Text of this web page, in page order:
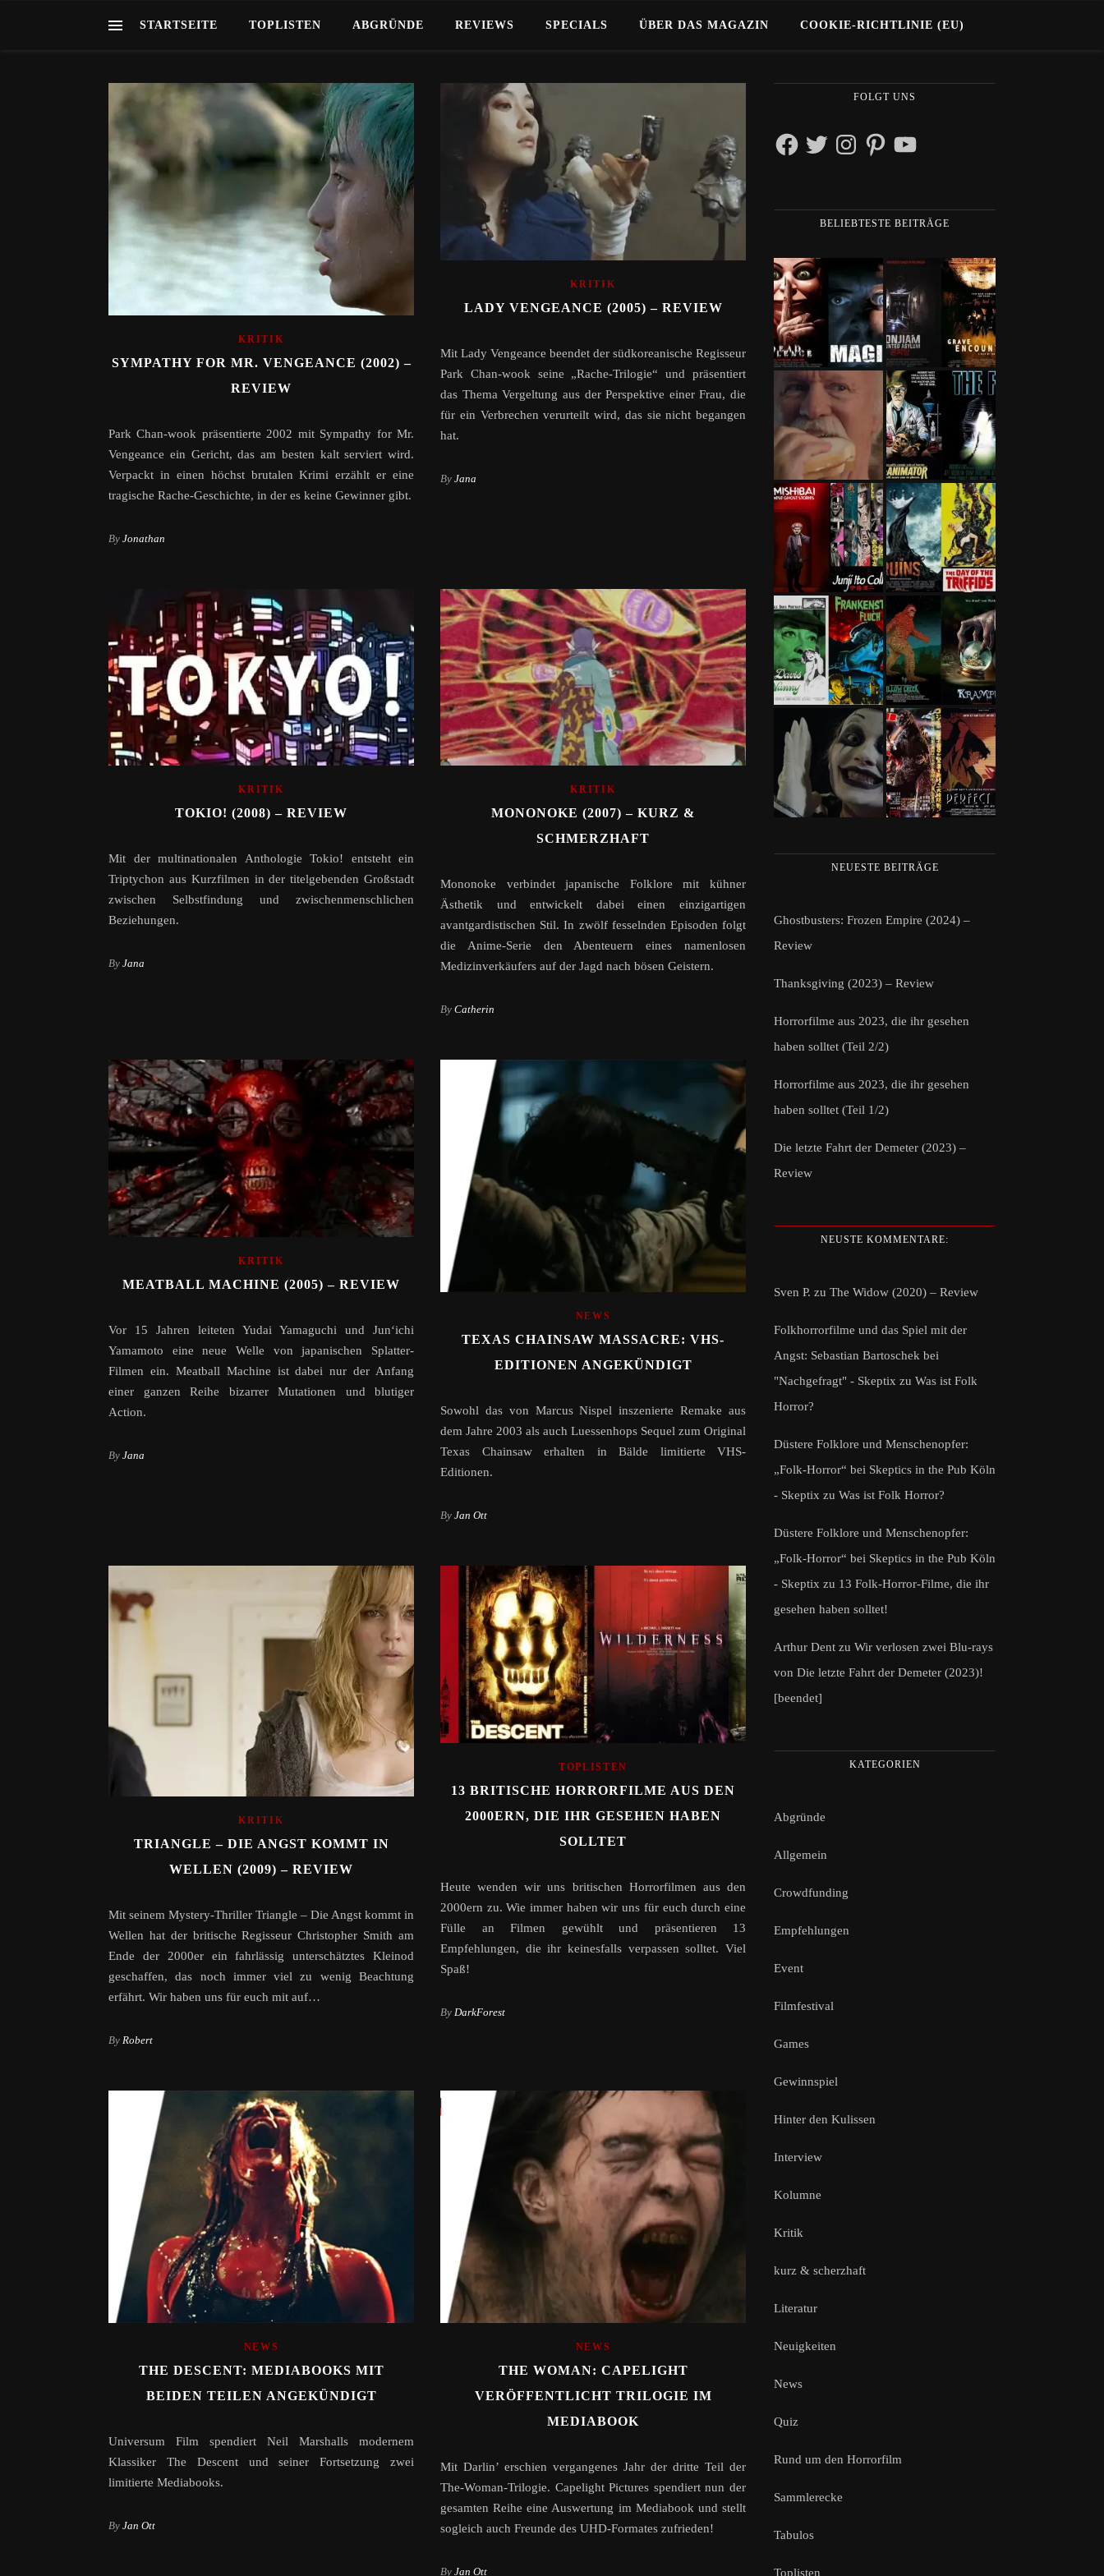
STARTSEITE TOPLISTEN ABGRÜNDE REVIEWS SPECIALS ÜBER DAS MAGAZIN COOKIE-RICHTLINIE (EU)
KRITIK
SYMPATHY FOR MR. VENGEANCE (2002) –
REVIEW
Park Chan-wook präsentierte 2002 mit Sympathy for Mr.
Vengeance ein Gericht, das am besten kalt serviert wird.
Verpackt in einen höchst brutalen Krimi erzählt er eine
tragische Rache-Geschichte, in der es keine Gewinner gibt.
By Jonathan
KRITIK
LADY VENGEANCE (2005) – REVIEW
Mit Lady Vengeance beendet der südkoreanische Regisseur
Park Chan-wook seine „Rache-Trilogie“ und präsentiert
das Thema Vergeltung aus der Perspektive einer Frau, die
für ein Verbrechen verurteilt wird, das sie nicht begangen
hat.
By Jana
KRITIK
TOKIO! (2008) – REVIEW
Mit der multinationalen Anthologie Tokio! entsteht ein
Triptychon aus Kurzfilmen in der titelgebenden Großstadt
zwischen Selbstfindung und zwischenmenschlichen
Beziehungen.
By Jana
KRITIK
MONONOKE (2007) – KURZ &
SCHMERZHAFT
Mononoke verbindet japanische Folklore mit kühner
Ästhetik und entwickelt dabei einen einzigartigen
avantgardistischen Stil. In zwölf fesselnden Episoden folgt
die Anime-Serie den Abenteuern eines namenlosen
Medizinverkäufers auf der Jagd nach bösen Geistern.
By Catherin
KRITIK
MEATBALL MACHINE (2005) – REVIEW
Vor 15 Jahren leiteten Yudai Yamaguchi und Jun‘ichi
Yamamoto eine neue Welle von japanischen Splatter-
Filmen ein. Meatball Machine ist dabei nur der Anfang
einer ganzen Reihe bizarrer Mutationen und blutiger
Action.
By Jana
NEWS
TEXAS CHAINSAW MASSACRE: VHS-
EDITIONEN ANGEKÜNDIGT
Sowohl das von Marcus Nispel inszenierte Remake aus
dem Jahre 2003 als auch Luessenhops Sequel zum Original
Texas Chainsaw erhalten in Bälde limitierte VHS-
Editionen.
By Jan Ott
KRITIK
TRIANGLE – DIE ANGST KOMMT IN
WELLEN (2009) – REVIEW
Mit seinem Mystery-Thriller Triangle – Die Angst kommt in
Wellen hat der britische Regisseur Christopher Smith am
Ende der 2000er ein fahrlässig unterschätztes Kleinod
geschaffen, das noch immer viel zu wenig Beachtung
erfährt. Wir haben uns für euch mit auf…
By Robert
TOPLISTEN
13 BRITISCHE HORRORFILME AUS DEN
2000ERN, DIE IHR GESEHEN HABEN
SOLLTET
Heute wenden wir uns britischen Horrorfilmen aus den
2000ern zu. Wie immer haben wir uns für euch durch eine
Fülle an Filmen gewühlt und präsentieren 13
Empfehlungen, die ihr keinesfalls verpassen solltet. Viel
Spaß!
By DarkForest
NEWS
THE DESCENT: MEDIABOOKS MIT
BEIDEN TEILEN ANGEKÜNDIGT
Universum Film spendiert Neil Marshalls modernem
Klassiker The Descent und seiner Fortsetzung zwei
limitierte Mediabooks.
By Jan Ott
NEWS
THE WOMAN: CAPELIGHT
VERÖFFENTLICHT TRILOGIE IM
MEDIABOOK
Mit Darlin’ erschien vergangenes Jahr der dritte Teil der
The-Woman-Trilogie. Capelight Pictures spendiert nun der
gesamten Reihe eine Auswertung im Mediabook und stellt
sogleich auch Freunde des UHD-Formates zufrieden!
By Jan Ott
FOLGT UNS
FacebookTwitterInstagramPinterestYouTube
BELIEBTESTE BEITRÄGE
NEUESTE BEITRÄGE
Ghostbusters: Frozen Empire (2024) –
Review
Thanksgiving (2023) – Review
Horrorfilme aus 2023, die ihr gesehen
haben solltet (Teil 2/2)
Horrorfilme aus 2023, die ihr gesehen
haben solltet (Teil 1/2)
Die letzte Fahrt der Demeter (2023) –
Review
NEUSTE KOMMENTARE:
Sven P. zu The Widow (2020) – Review
Folkhorrorfilme und das Spiel mit der
Angst: Sebastian Bartoschek bei
"Nachgefragt" - Skeptix zu Was ist Folk
Horror?
Düstere Folklore und Menschenopfer:
„Folk-Horror“ bei Skeptics in the Pub Köln
- Skeptix zu Was ist Folk Horror?
Düstere Folklore und Menschenopfer:
„Folk-Horror“ bei Skeptics in the Pub Köln
- Skeptix zu 13 Folk-Horror-Filme, die ihr
gesehen haben solltet!
Arthur Dent zu Wir verlosen zwei Blu-rays
von Die letzte Fahrt der Demeter (2023)!
[beendet]
KATEGORIEN
Abgründe
Allgemein
Crowdfunding
Empfehlungen
Event
Filmfestival
Games
Gewinnspiel
Hinter den Kulissen
Interview
Kolumne
Kritik
kurz & scherzhaft
Literatur
Neuigkeiten
News
Quiz
Rund um den Horrorfilm
Sammlerecke
Tabulos
Toplisten